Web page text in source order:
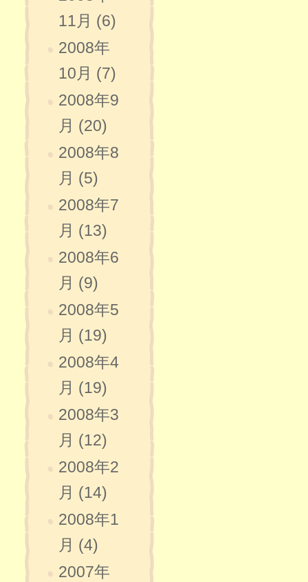
11月 (6)
2008年
10月 (7)
2008年9
月 (20)
2008年8
月 (5)
2008年7
月 (13)
2008年6
月 (9)
2008年5
月 (19)
2008年4
月 (19)
2008年3
月 (12)
2008年2
月 (14)
2008年1
月 (4)
2007年